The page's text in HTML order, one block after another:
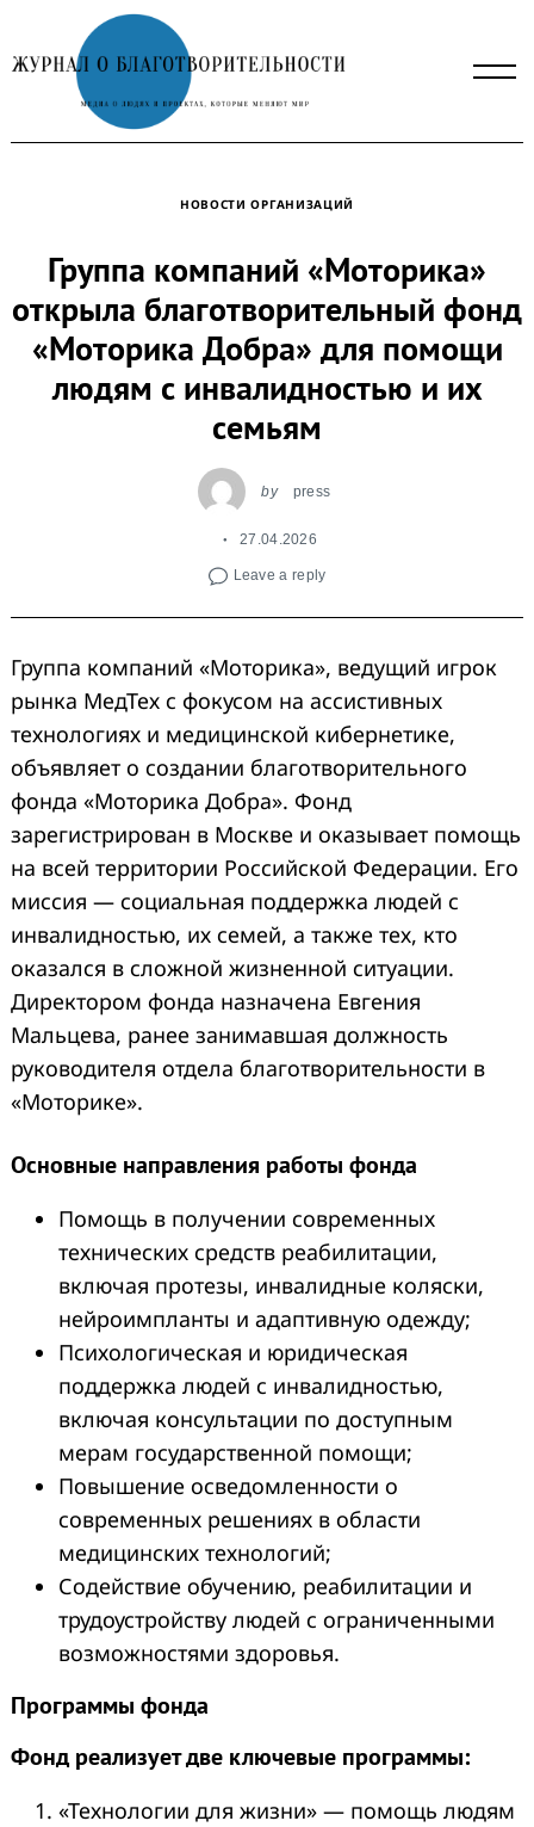
to
content
НОВОСТИ ОРГАНИЗАЦИЙ
Группа компаний «Моторика»
открыла благотворительный фонд
«Моторика Добра» для помощи
людям с инвалидностью и их
семьям
by press
27.04.2026
Leave a reply
Группа компаний «Моторика», ведущий игрок
рынка МедТех с фокусом на ассистивных
технологиях и медицинской кибернетике,
объявляет о создании благотворительного
фонда «Моторика Добра». Фонд
зарегистрирован в Москве и оказывает помощь
на всей территории Российской Федерации. Его
миссия — социальная поддержка людей с
инвалидностью, их семей, а также тех, кто
оказался в сложной жизненной ситуации.
Директором фонда назначена Евгения
Мальцева, ранее занимавшая должность
руководителя отдела благотворительности в
«Моторике».
Основные направления работы фонда
Помощь в получении современных
технических средств реабилитации,
включая протезы, инвалидные коляски,
нейроимпланты и адаптивную одежду;
Психологическая и юридическая
поддержка людей с инвалидностью,
включая консультации по доступным
мерам государственной помощи;
Повышение осведомленности о
современных решениях в области
медицинских технологий;
Содействие обучению, реабилитации и
трудоустройству людей с ограниченными
возможностями здоровья.
Программы фонда
Фонд реализует две ключевые программы:
«Технологии для жизни» — помощь людям